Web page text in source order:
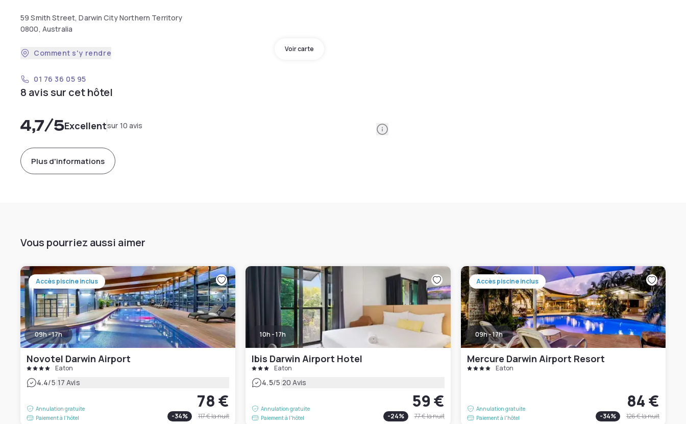
59 Smith Street, Darwin City Northern Territory
0800, Australia
Voir carte
Comment s'y rendre
01 76 36 05 95
8 avis sur cet hôtel
4,7/5Excellentsur 10 avis Information
Plus d'informations
Vous pourriez aussi aimer
Accès piscine inclus
09h - 17h
Novotel Darwin Airport
Eaton
4.4/5|17 Avis
Annulation gratuite
Paiement à l'hôtel
78 €
-34% 117 €la nuit
10h - 17h
Ibis Darwin Airport Hotel
Eaton
4.5/5|20 Avis
Annulation gratuite
Paiement à l'hôtel
59 €
-24% 77 €la nuit
Accès piscine inclus
09h - 17h
Mercure Darwin Airport Resort
Eaton
Annulation gratuite
Paiement à l'hôtel
84 €
-34% 126 €la nuit